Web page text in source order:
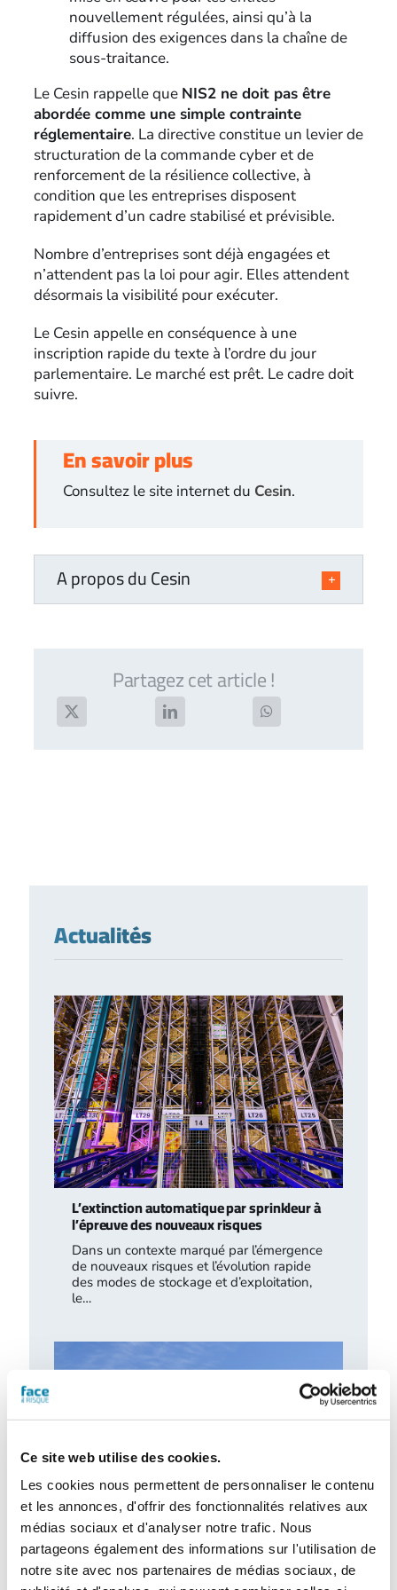
Ce site web utilise des cookies.
Les cookies nous permettent de personnaliser le contenu
et les annonces, d'offrir des fonctionnalités relatives aux
médias sociaux et d'analyser notre trafic. Nous
partageons également des informations sur l'utilisation de
notre site avec nos partenaires de médias sociaux, de
nouvellement régulées, ainsi qu’à la
diffusion des exigences dans la chaîne de
sous-traitance.
Le Cesin rappelle que NIS2 ne doit pas être
abordée comme une simple contrainte
réglementaire. La directive constitue un levier de
structuration de la commande cyber et de
renforcement de la résilience collective, à
condition que les entreprises disposent
rapidement d’un cadre stabilisé et prévisible.
Nombre d’entreprises sont déjà engagées et
n’attendent pas la loi pour agir. Elles attendent
désormais la visibilité pour exécuter.
Le Cesin appelle en conséquence à une
inscription rapide du texte à l’ordre du jour
parlementaire. Le marché est prêt. Le cadre doit
suivre.
En savoir plus
Consultez le site internet du Cesin.
A propos du Cesin
Partagez cet article !
Actualités
L’extinction automatique par sprinkleur à
l’épreuve des nouveaux risques
Dans un contexte marqué par l’émergence
de nouveaux risques et l’évolution rapide
des modes de stockage et d’exploitation,
le…
Accidentologie industrielle : les
enseignements de l’année 2025